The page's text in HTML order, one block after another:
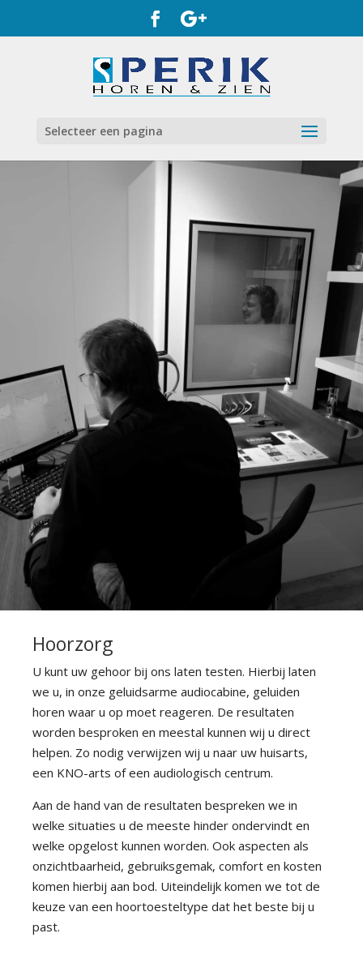
Selecteer een pagina
HOREN
Hoorzorg
U kunt uw gehoor bij ons laten testen. Hierbij laten
we u, in onze geluidsarme audiocabine, geluiden
horen waar u op moet reageren. De resultaten
worden besproken en meestal kunnen wij u direct
helpen. Zo nodig verwijzen wij u naar uw huisarts,
een KNO-arts of een audiologisch centrum.
Aan de hand van de resultaten bespreken we in
welke situaties u de meeste hinder ondervindt en
welke opgelost kunnen worden. Ook aspecten als
onzichtbaarheid, gebruiksgemak, comfort en kosten
komen hierbij aan bod. Uiteindelijk komen we tot de
keuze van een hoortoesteltype dat het beste bij u
past.